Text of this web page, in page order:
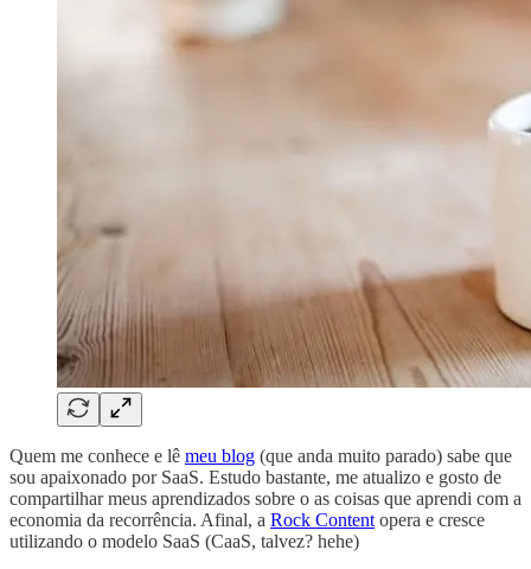
Quem me conhece e lê meu blog (que anda muito parado) sabe que
sou apaixonado por SaaS. Estudo bastante, me atualizo e gosto de
compartilhar meus aprendizados sobre o as coisas que aprendi com a
economia da recorrência. Afinal, a Rock Content opera e cresce
utilizando o modelo SaaS (CaaS, talvez? hehe)